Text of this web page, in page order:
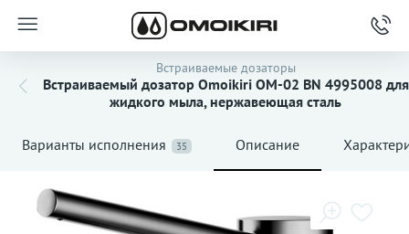
Встраиваемые дозаторы
Встраиваемый дозатор Omoikiri OM-02 BN 4995008 для
жидкого мыла, нержавеющая сталь
Варианты исполнения 35 Описание